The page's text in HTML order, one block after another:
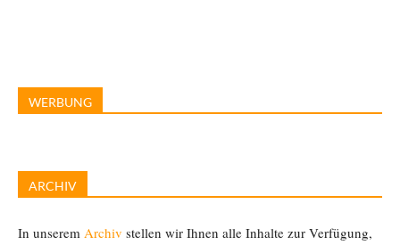
WERBUNG
ARCHIV
In unserem Archiv stellen wir Ihnen alle Inhalte zur Verfügung,